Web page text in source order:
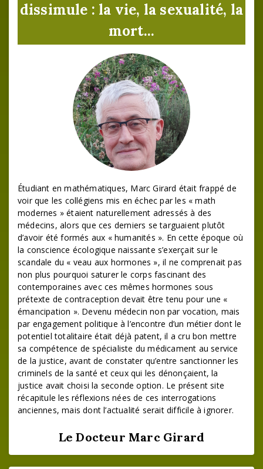
dissimule : la vie, la sexualité, la
mort...
Étudiant en mathématiques, Marc Girard était frappé de
voir que les collégiens mis en échec par les « math
modernes » étaient naturellement adressés à des
médecins, alors que ces derniers se targuaient plutôt
d’avoir été formés aux « humanités ». En cette époque où
la conscience écologique naissante s’exerçait sur le
scandale du « veau aux hormones », il ne comprenait pas
non plus pourquoi saturer le corps fascinant des
contemporaines avec ces mêmes hormones sous
prétexte de contraception devait être tenu pour une «
émancipation ». Devenu médecin non par vocation, mais
par engagement politique à l’encontre d’un métier dont le
potentiel totalitaire était déjà patent, il a cru bon mettre
sa compétence de spécialiste du médicament au service
de la justice, avant de constater qu’entre sanctionner les
criminels de la santé et ceux qui les dénonçaient, la
justice avait choisi la seconde option. Le présent site
récapitule les réflexions nées de ces interrogations
anciennes, mais dont l’actualité serait difficile à ignorer.
Le Docteur Marc Girard